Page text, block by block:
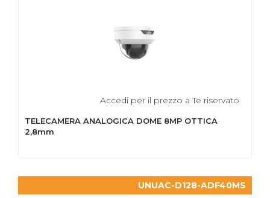
Accedi per il prezzo a Te riservato
TELECAMERA ANALOGICA DOME 8MP OTTICA
2,8mm
UNUAC-D128-ADF40MS